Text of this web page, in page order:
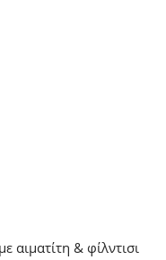
& φίλντισι